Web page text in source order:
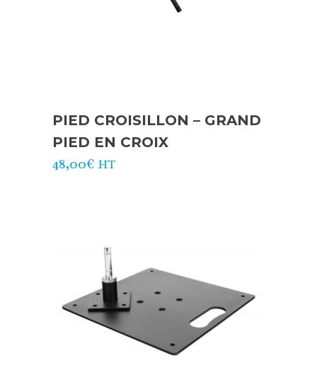
PIED CROISILLON – GRAND
PIED EN CROIX
48,00€ HT